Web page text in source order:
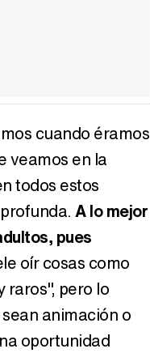
cuando éramos
veamos en la
todos estos
A lo mejor
pues
oír cosas como
raros", pero lo
animación o
oportunidad